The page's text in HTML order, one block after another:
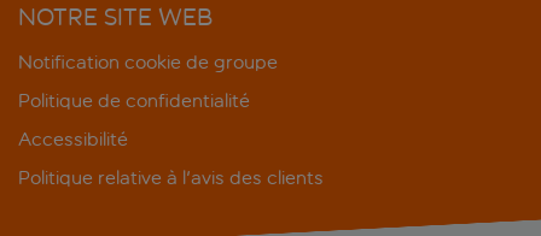
NOTRE SITE WEB
Notification cookie de groupe
Politique de confidentialité
Accessibilité
Politique relative à l'avis des clients